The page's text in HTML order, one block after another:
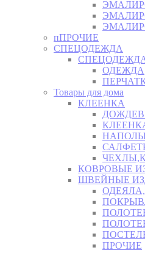
пПРОЧИЕ
СПЕЦОДЕЖДА
СПЕЦОДЕЖДА
ОДЕЖДА
Товары для дома
КЛЕЕНКА
КОВРОВЫЕ
ШВЕЙНЫЕ
ПРОЧИЕ